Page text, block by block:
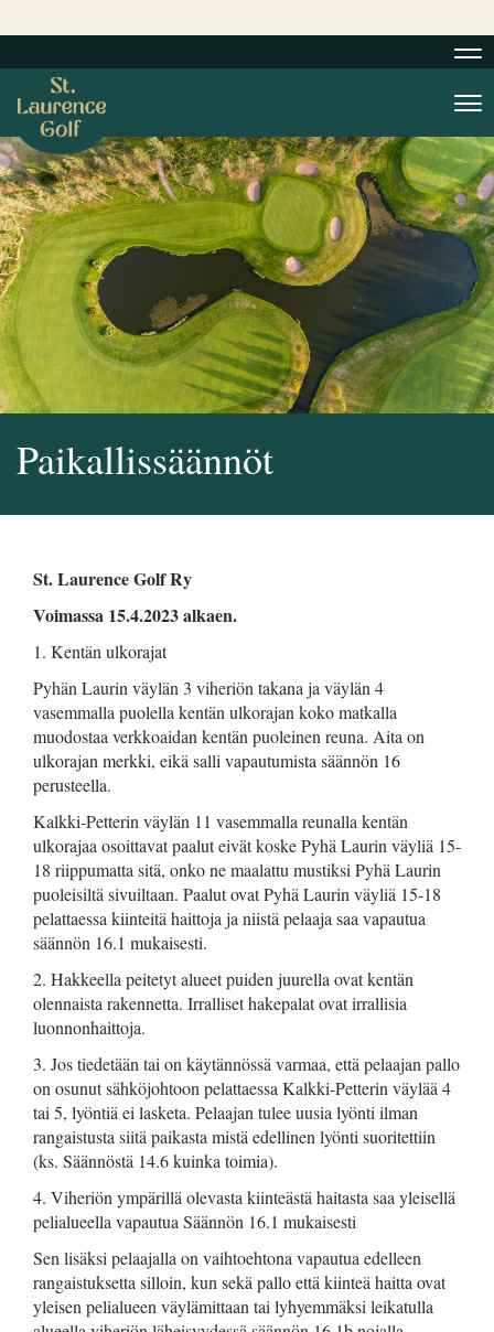
Paikallissäännöt
St. Laurence Golf Ry
Voimassa 15.4.2023 alkaen.
1. Kentän ulkorajat
Pyhän Laurin väylän 3 viheriön takana ja väylän 4
vasemmalla puolella kentän ulkorajan koko matkalla
muodostaa verkkoaidan kentän puoleinen reuna. Aita on
ulkorajan merkki, eikä salli vapautumista säännön 16
perusteella.
Kalkki-Petterin väylän 11 vasemmalla reunalla kentän
ulkorajaa osoittavat paalut eivät koske Pyhä Laurin väyliä 15-
18 riippumatta sitä, onko ne maalattu mustiksi Pyhä Laurin
puoleisiltä sivuiltaan. Paalut ovat Pyhä Laurin väyliä 15-18
pelattaessa kiinteitä haittoja ja niistä pelaaja saa vapautua
säännön 16.1 mukaisesti.
2. Hakkeella peitetyt alueet puiden juurella ovat kentän
olennaista rakennetta. Irralliset hakepalat ovat irrallisia
luonnonhaittoja.
3. Jos tiedetään tai on käytännössä varmaa, että pelaajan pallo
on osunut sähköjohtoon pelattaessa Kalkki-Petterin väylää 4
tai 5, lyöntiä ei lasketa. Pelaajan tulee uusia lyönti ilman
rangaistusta siitä paikasta mistä edellinen lyönti suoritettiin
(ks. Säännöstä 14.6 kuinka toimia).
4. Viheriön ympärillä olevasta kiinteästä haitasta saa yleisellä
pelialueella vapautua Säännön 16.1 mukaisesti
Sen lisäksi pelaajalla on vaihtoehtona vapautua edelleen
rangaistuksetta silloin, kun sekä pallo että kiinteä haitta ovat
yleisen pelialueen väylämittaan tai lyhyemmäksi leikatulla